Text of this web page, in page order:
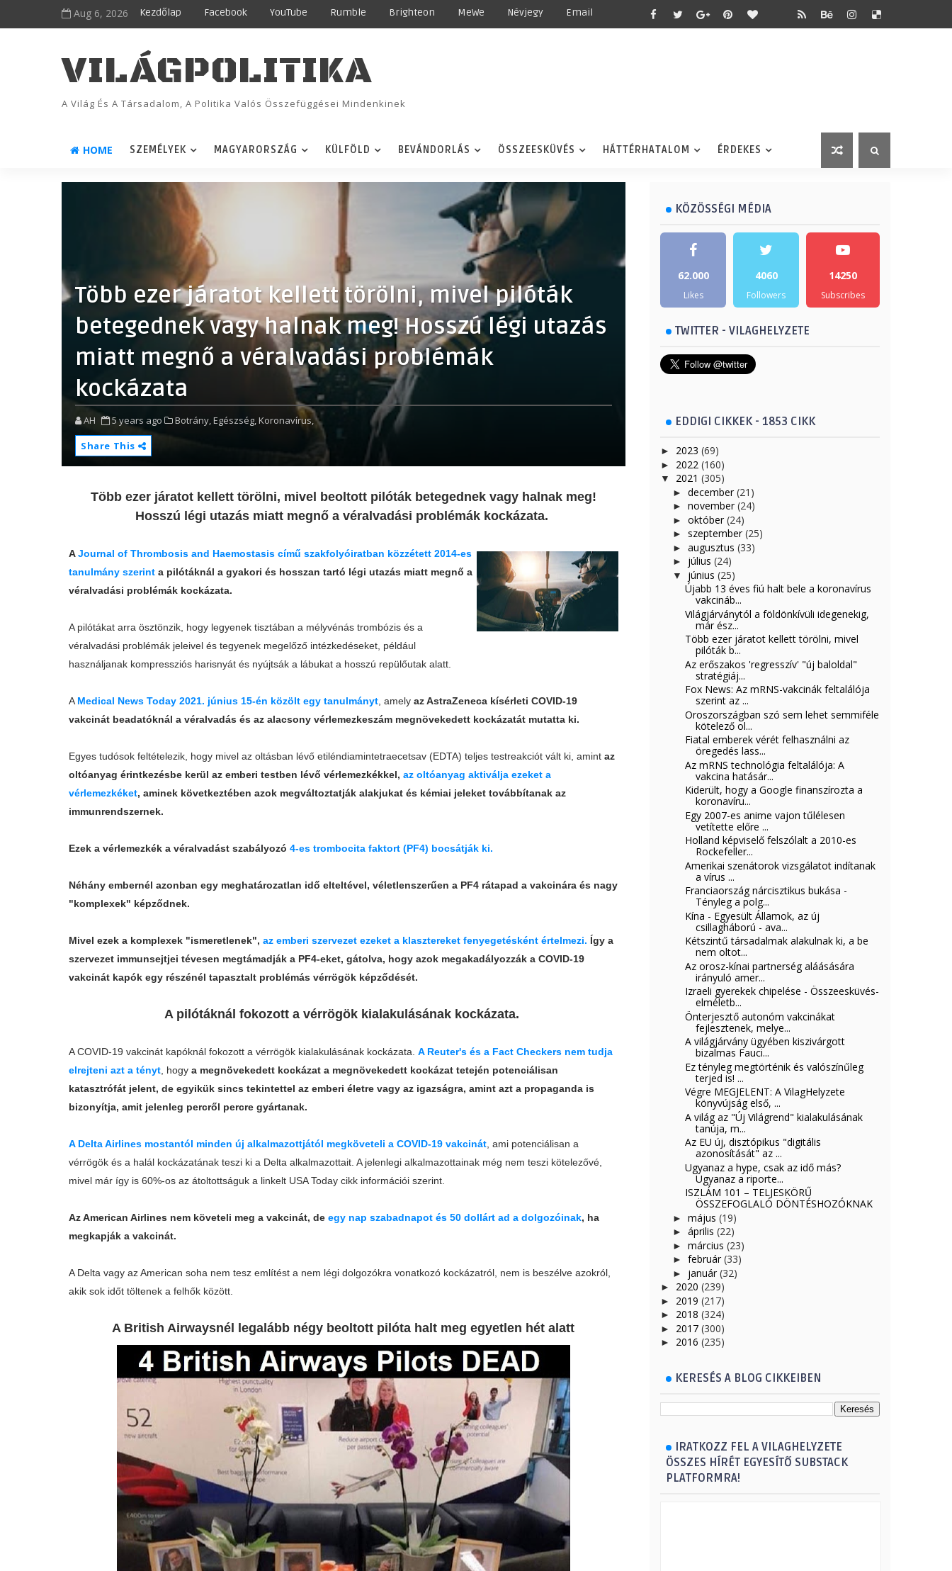
Aug 6, 2026 Kezdőlap Facebook YouTube Rumble Brighteon MeWe Névjegy Email
VILÁGPOLITIKA
A Világ És A Társadalom, A Politika Valós Összefüggései Mindenkinek
HOME SZEMÉLYEK MAGYARORSZÁG KÜLFÖLD BEVÁNDORLÁS ÖSSZEESKÜVÉS HÁTTÉRHATALOM ÉRDEKES
Több ezer járatot kellett törölni, mivel pilóták
betegednek vagy halnak meg! Hosszú légi utazás
miatt megnő a véralvadási problémák
kockázata
AH 5 years ago Botrány,Egészség,Koronavírus,
Share This
Több ezer járatot kellett törölni, mivel beoltott pilóták betegednek vagy halnak meg!
Hosszú légi utazás miatt megnő a véralvadási problémák kockázata.
AJournal of Thrombosis and Haemostasis című szakfolyóiratban közzétett 2014-es
tanulmány szerint a pilótáknál a gyakori és hosszan tartó légi utazás miatt megnő a
véralvadási problémák kockázata.
A pilótákat arra ösztönzik, hogy legyenek tisztában a mélyvénás trombózis és a
véralvadási problémák jeleivel és tegyenek megelőző intézkedéseket, például
használjanak kompressziós harisnyát és nyújtsák a lábukat a hosszú repülőutak alatt.
A Medical News Today 2021. június 15-én közölt egy tanulmányt , amely az AstraZeneca kísérleti COVID-19
vakcinát beadatóknál a véralvadás és az alacsony vérlemezkeszám megnövekedett kockázatát mutatta ki.
Egyes tudósok feltételezik, hogy mivel az oltásban lévő etiléndiamintetraecetsav (EDTA) teljes testreakciót vált ki, amint az
oltóanyag érintkezésbe kerül az emberi testben lévő vérlemezkékkel, az oltóanyag aktiválja ezeket a
vérlemezkéket, aminek következtében azok megváltoztatják alakjukat és kémiai jeleket továbbítanak az
immunrendszernek.
Ezek a vérlemezkék a véralvadást szabályozó 4-es trombocita faktort (PF4) bocsátják ki.
Néhány embernél azonban egy meghatározatlan idő elteltével, véletlenszerűen a PF4 rátapad a vakcinára és nagy
"komplexek" képződnek.
Mivel ezek a komplexek "ismeretlenek", az emberi szervezet ezeket a klasztereket fenyegetésként értelmezi. Így a
szervezet immunsejtjei tévesen megtámadják a PF4-eket, gátolva, hogy azok megakadályozzák a COVID-19
vakcinát kapók egy részénél tapasztalt problémás vérrögök képződését.
A pilótáknál fokozott a vérrögök kialakulásának kockázata.
A COVID-19 vakcinát kapóknál fokozott a vérrögök kialakulásának kockázata. A Reuter's és a Fact Checkers nem tudja
elrejteni azt a tényt , hogy a megnövekedett kockázat a megnövekedett kockázat tetején potenciálisan
katasztrófát jelent, de egyikük sincs tekintettel az emberi életre vagy az igazságra, amint azt a propaganda is
bizonyítja, amit jelenleg percről percre gyártanak.
A Delta Airlines mostantól minden új alkalmazottjától megköveteli a COVID-19 vakcinát , ami potenciálisan a
vérrögök és a halál kockázatának teszi ki a Delta alkalmazottait. A jelenlegi alkalmazottainak még nem teszi kötelezővé,
mivel már így is 60%-os az átoltottságuk a linkelt USA Today cikk információi szerint.
Az American Airlines nem követeli meg a vakcinát, de egy nap szabadnapot és 50 dollárt ad a dolgozóinak, ha
megkapják a vakcinát.
A Delta vagy az American soha nem tesz említést a nem légi dolgozókra vonatkozó kockázatról, nem is beszélve azokról,
akik sok időt töltenek a felhők között.
A British Airwaysnél legalább négy beoltott pilóta halt meg egyetlen hét alatt
KÖZÖSSÉGI MÉDIA
62.000
Likes
4060
Followers
14250
Subscribes
TWITTER - VILAGHELYZETE
EDDIGI CIKKEK - 1853 CIKK
► 2023 (69)
► 2022 (160)
▼ 2021 (305)
► december (21)
► november (24)
► október (24)
► szeptember (25)
► augusztus (33)
► július (24)
▼ június (25)
Újabb 13 éves fiú halt bele a koronavírus
vakcináb...
Világjárványtól a földönkívüli idegenekig,
már ész...
Több ezer járatot kellett törölni, mivel
pilóták b...
Az erőszakos 'regresszív' "új baloldal"
stratégiáj...
Fox News: Az mRNS-vakcinák feltalálója
szerint az ...
Oroszországban szó sem lehet semmiféle
kötelező ol...
Fiatal emberek vérét felhasználni az
öregedés lass...
Az mRNS technológia feltalálója: A
vakcina hatásár...
Kiderült, hogy a Google finanszírozta a
koronavíru...
Egy 2007-es anime vajon tűlélesen
vetítette előre ...
Holland képviselő felszólalt a 2010-es
Rockefeller...
Amerikai szenátorok vizsgálatot indítanak
a vírus ...
Franciaország nárcisztikus bukása -
Tényleg a polg...
Kína - Egyesült Államok, az új
csillagháború - ava...
Kétszintű társadalmak alakulnak ki, a be
nem oltot...
Az orosz-kínai partnerség aláásására
irányuló amer...
Izraeli gyerekek chipelése - Összeesküvés-
elméletb...
Önterjesztő autonóm vakcinákat
fejlesztenek, melye...
A világjárvány ügyében kiszivárgott
bizalmas Fauci...
Ez tényleg megtörténik és valószínűleg
terjed is! ...
Végre MEGJELENT: A VilagHelyzete
könyvújság első, ...
A világ az "Új Világrend" kialakulásának
tanúja, m...
Az EU új, disztópikus "digitális
azonosítását" az ...
Ugyanaz a hype, csak az idő más?
Ugyanaz a riporte...
ISZLÁM 101 – TELJESKÖRŰ
ÖSSZEFOGLALÓ DÖNTÉSHOZÓKNAK
► május (19)
► április (22)
► március (23)
► február (33)
► január (32)
► 2020 (239)
► 2019 (217)
► 2018 (324)
► 2017 (300)
► 2016 (235)
KERESÉS A BLOG CIKKEIBEN
IRATKOZZ FEL A VILAGHELYZETE
ÖSSZES HÍRÉT EGYESÍTŐ SUBSTACK
PLATFORMRA!